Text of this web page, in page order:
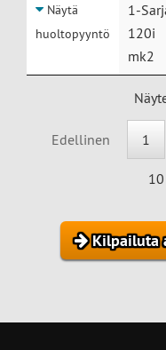
Näytä
huoltopyyntö
1-
120i
mk2
Edellinen 1
10
Kilpailuta